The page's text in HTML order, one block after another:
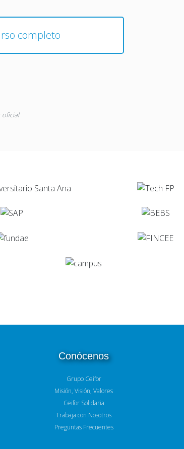
curso completo
oficial
Conócenos
Grupo Ceifor
Misión, Visión, Valores
Ceifor Solidaria
Trabaja con Nosotros
Preguntas Frecuentes